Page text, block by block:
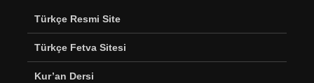
Türkçe Resmi Site
Türkçe Fetva Sitesi
Kur’an Dersi